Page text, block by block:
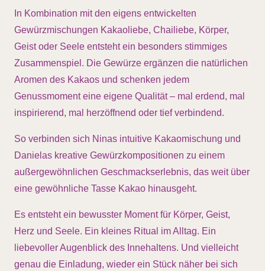
In Kombination mit den eigens entwickelten
Gewürzmischungen Kakaoliebe, Chailiebe, Körper,
Geist oder Seele entsteht ein besonders stimmiges
Zusammenspiel. Die Gewürze ergänzen die natürlichen
Aromen des Kakaos und schenken jedem
Genussmoment eine eigene Qualität – mal erdend, mal
inspirierend, mal herzöffnend oder tief verbindend.
So verbinden sich Ninas intuitive Kakaomischung und
Danielas kreative Gewürzkompositionen zu einem
außergewöhnlichen Geschmackserlebnis, das weit über
eine gewöhnliche Tasse Kakao hinausgeht.
Es entsteht ein bewusster Moment für Körper, Geist,
Herz und Seele. Ein kleines Ritual im Alltag. Ein
liebevoller Augenblick des Innehaltens. Und vielleicht
genau die Einladung, wieder ein Stück näher bei sich